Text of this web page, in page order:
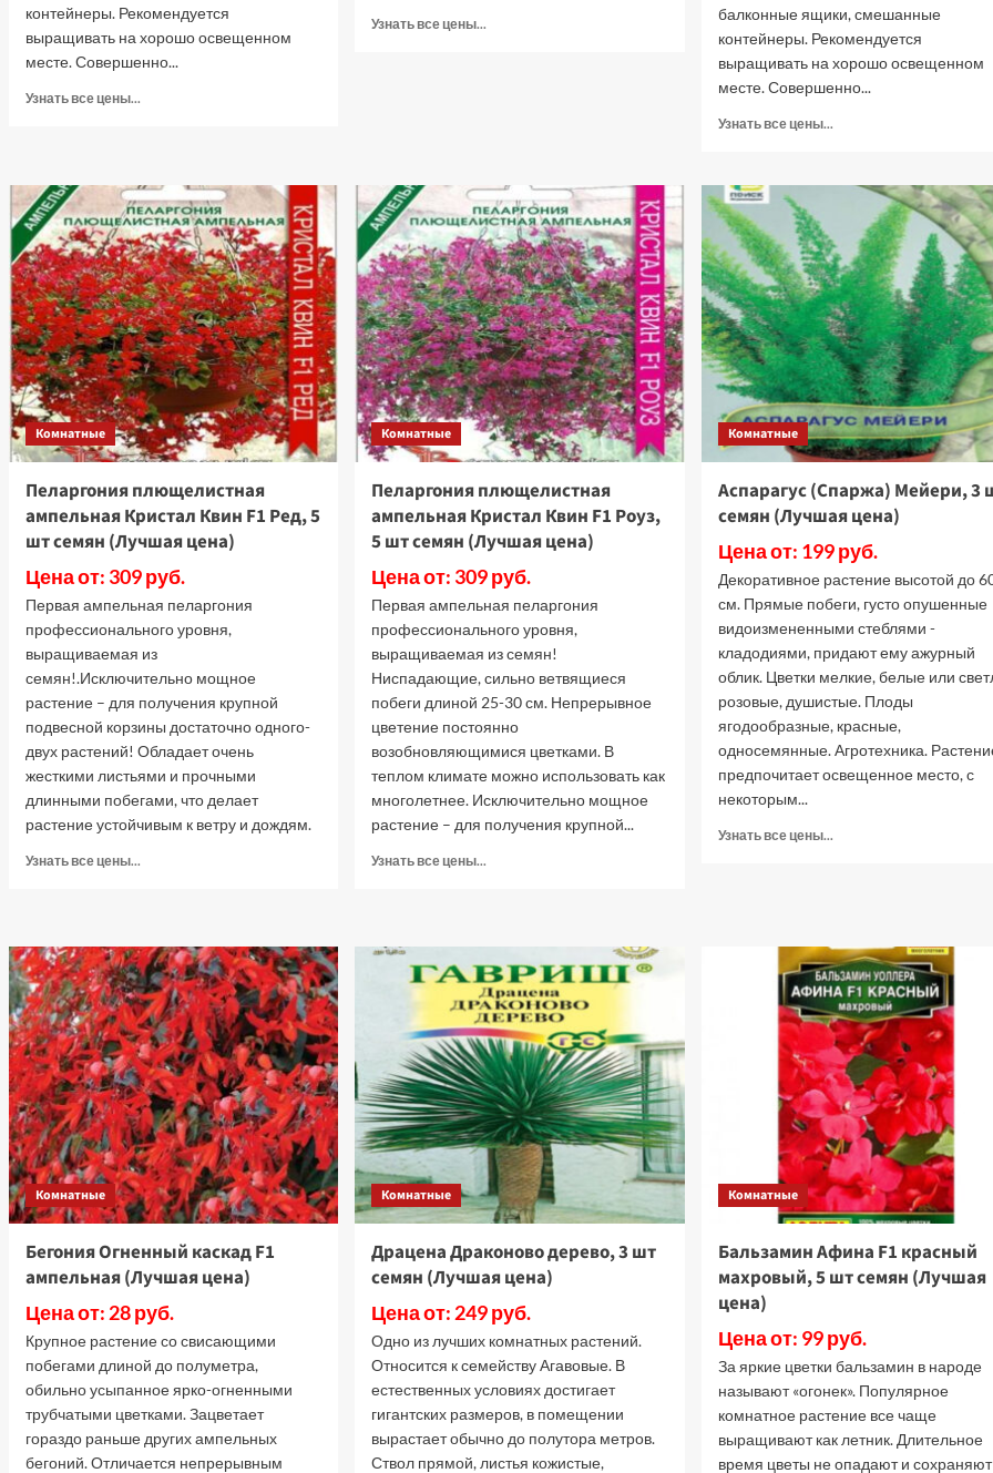
контейнеры. Рекомендуется
выращивать на хорошо освещенном
месте. Совершенно...
Узнать все цены...
ампельная
Рич
Аут
F1
Хот
Пинк,
5
шт
семян
(Лучшая
цена)
Узнать все цены...
семян
(Лучшая
цена)
балконные ящики, смешанные
контейнеры. Рекомендуется
выращивать на хорошо освещенном
месте. Совершенно...
Узнать все цены...
Пеларгония
плющелистная
ампельная
Рич
Аут
F1
Лилак
Биколор,
5
шт
семян
(Лучшая
цена)
Комнатные
Пеларгония плющелистная
ампельная Кристал Квин F1 Ред, 5
шт семян (Лучшая цена)
Цена от: 309 руб.
Первая ампельная пеларгония
профессионального уровня,
выращиваемая из
семян!.Исключительно мощное
растение – для получения крупной
подвесной корзины достаточно одного-
двух растений! Обладает очень
жесткими листьями и прочными
длинными побегами, что делает
растение устойчивым к ветру и дождям.
Узнать все цены...
ампельная
Кристал
Квин
F1
Ред,
5
шт
семян
(Лучшая
цена)
Комнатные
Пеларгония плющелистная
ампельная Кристал Квин F1 Роуз,
5 шт семян (Лучшая цена)
Цена от: 309 руб.
Первая ампельная пеларгония
профессионального уровня,
выращиваемая из семян!
Ниспадающие, сильно ветвящиеся
побеги длиной 25-30 см. Непрерывное
цветение постоянно
возобновляющимися цветками. В
теплом климате можно использовать как
многолетнее. Исключительно мощное
растение – для получения крупной...
Узнать все цены...
ампельная
Кристал
Квин
F1
Роуз,
5
шт
семян
(Лучшая
цена)
Комнатные
Аспарагус (Спаржа) Мейери, 3
семян (Лучшая цена)
Цена от: 199 руб.
Декоративное растение высотой до
см. Прямые побеги, густо опушенные
видоизмененными стеблями -
кладодиями, придают ему ажурный
облик. Цветки мелкие, белые или
розовые, душистые. Плоды
ягодообразные, красные,
односемянные. Агротехника.
предпочитает освещенное место, с
некоторым...
Узнать все цены...
3
шт
семян
(Лучшая
цена)
Комнатные
Бегония Огненный каскад F1
ампельная (Лучшая цена)
Цена от: 28 руб.
Крупное растение со свисающими
побегами длиной до полуметра,
обильно усыпанное ярко-огненными
трубчатыми цветками. Зацветает
гораздо раньше других ампельных
бегоний. Отличается непрерывным
Комнатные
Драцена Драконово дерево, 3 шт
семян (Лучшая цена)
Цена от: 249 руб.
Одно из лучших комнатных растений.
Относится к семейству Агавовые. В
естественных условиях достигает
гигантских размеров, в помещении
вырастает обычно до полутора метров.
Ствол прямой, листья кожистые,
Комнатные
Бальзамин Афина F1 красный
махровый, 5 шт семян (Лучшая
цена)
Цена от: 99 руб.
За яркие цветки бальзамин в народе
называют «огонек». Популярное
комнатное растение все чаще
выращивают как летник. Длительное
время цветы не опадают и сохраняют